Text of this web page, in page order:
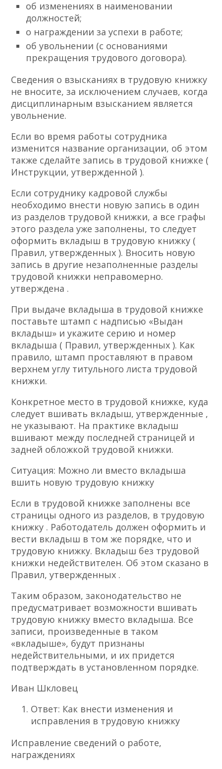
об изменениях в наименовании
должностей;
о награждении за успехи в работе;
об увольнении (с основаниями
прекращения трудового договора).
Сведения о взысканиях в трудовую книжку
не вносите, за исключением случаев, когда
дисциплинарным взысканием является
увольнение.
Если во время работы сотрудника
изменится название организации, об этом
также сделайте запись в трудовой книжке (
Инструкции, утвержденной ).
Если сотруднику кадровой службы
необходимо внести новую запись в один
из разделов трудовой книжки, а все графы
этого раздела уже заполнены, то следует
оформить вкладыш в трудовую книжку (
Правил, утвержденных ). Вносить новую
запись в другие незаполненные разделы
трудовой книжки неправомерно.
утверждена .
При выдаче вкладыша в трудовой книжке
поставьте штамп с надписью «Выдан
вкладыш» и укажите серию и номер
вкладыша ( Правил, утвержденных ). Как
правило, штамп проставляют в правом
верхнем углу титульного листа трудовой
книжки.
Конкретное место в трудовой книжке, куда
следует вшивать вкладыш, утвержденные ,
не указывают. На практике вкладыш
вшивают между последней страницей и
задней обложкой трудовой книжки.
Ситуация: Можно ли вместо вкладыша
вшить новую трудовую книжку
Если в трудовой книжке заполнены все
страницы одного из разделов, в трудовую
книжку . Работодатель должен оформить и
вести вкладыш в том же порядке, что и
трудовую книжку. Вкладыш без трудовой
книжки недействителен. Об этом сказано в
Правил, утвержденных .
Таким образом, законодательство не
предусматривает возможности вшивать
трудовую книжку вместо вкладыша. Все
записи, произведенные в таком
«вкладыше», будут признаны
недействительными, и их придется
подтверждать в установленном порядке.
Иван Шкловец
Ответ: Как внести изменения и
исправления в трудовую книжку
Исправление сведений о работе,
награждениях